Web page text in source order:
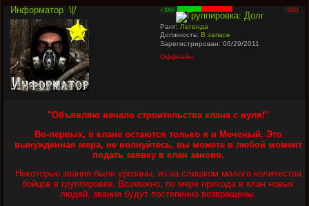
Информатор \|/ +1060 -1421
Ранг: Легенда
Должность:В запасе
Зарегистрирован: 06/29/2011
Оффлайн
"Объявляю начало строительства клана с нуля!"
Во-первых, в клане остаются только я и Меченый. Это
вынужденная мера, не волнуйтесь, вы можете в любой момент
подать заявку в клан заново.
Некоторые звания были урезаны, из-за слишком малого количества
бойцов в группировке. Возможно, по мере прихода в клан новых
людей, звания будут постепенно возвращены.